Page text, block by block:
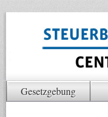
Gesetzgebung